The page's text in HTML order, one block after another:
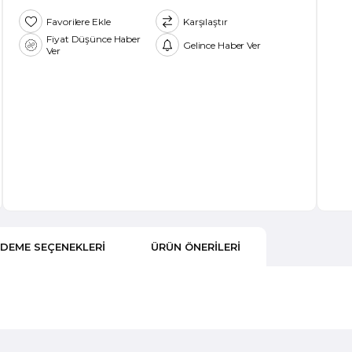
Favorilere Ekle
Karşılaştır
Fiyat Düşünce Haber
Ver
Gelince Haber Ver
SEÇENEKLERI ÜRÜN ÖNERILERI